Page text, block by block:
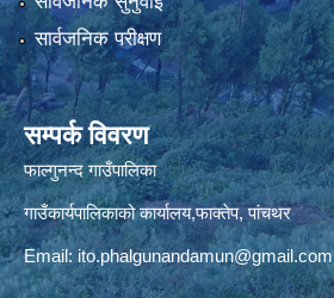
सार्वजनिक परीक्षण
सम्पर्क विवरण
फाल्गुनन्द गाउँपालिका
गाउँकार्यपालिकाको कार्यालय,फाक्तेप, पांचथर
Email: ito.phalgunandamun@gmail.com